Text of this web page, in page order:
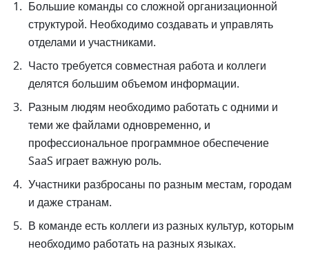
Большие команды со сложной организационной
структурой. Необходимо создавать и управлять
отделами и участниками.
Часто требуется совместная работа и коллеги
делятся большим объемом информации.
Разным людям необходимо работать с одними и
теми же файлами одновременно, и
профессиональное программное обеспечение
SaaS играет важную роль.
Участники разбросаны по разным местам, городам
и даже странам.
В команде есть коллеги из разных культур, которым
необходимо работать на разных языках.